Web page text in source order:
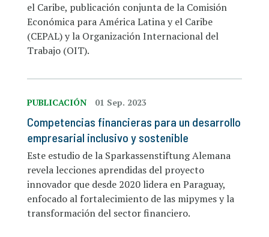
el Caribe, publicación conjunta de la Comisión
Económica para América Latina y el Caribe
(CEPAL) y la Organización Internacional del
Trabajo (OIT).
PUBLICACIÓN 01 Sep. 2023
Competencias financieras para un desarrollo
empresarial inclusivo y sostenible
Este estudio de la Sparkassenstiftung Alemana
revela lecciones aprendidas del proyecto
innovador que desde 2020 lidera en Paraguay,
enfocado al fortalecimiento de las mipymes y la
transformación del sector financiero.